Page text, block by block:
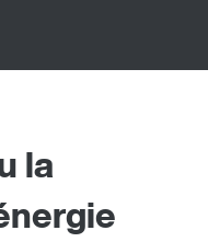
la